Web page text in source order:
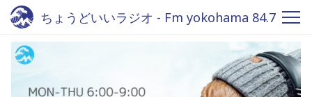
ちょうどいいラジオ - Fm yokohama 84.7